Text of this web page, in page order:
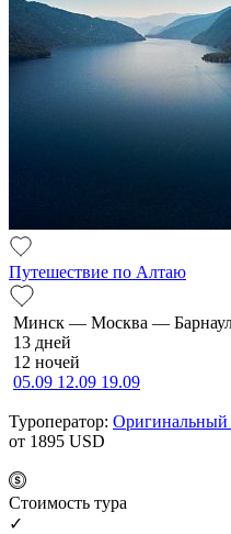
Путешествие по Алтаю
Минск — Москва —
13 дней
12 ночей
05.09 12.09 19.09
Туроператор: Оригинальный
от 1895 USD
Cтоимость тура
✓